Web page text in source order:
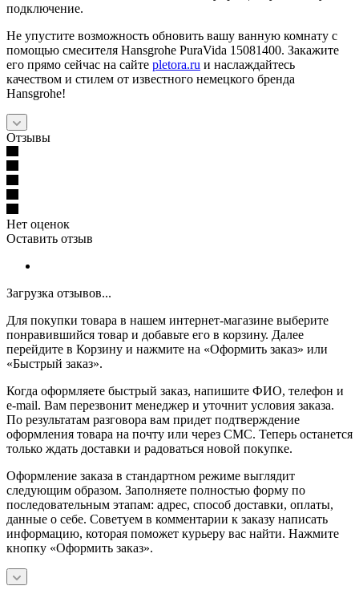
подключение.
Не упустите возможность обновить вашу ванную комнату с
помощью смесителя Hansgrohe PuraVida 15081400. Закажите
его прямо сейчас на сайте pletora.ru и наслаждайтесь
качеством и стилем от известного немецкого бренда
Hansgrohe!
Отзывы
Нет оценок
Оставить отзыв
Загрузка отзывов...
Для покупки товара в нашем интернет-магазине выберите
понравившийся товар и добавьте его в корзину. Далее
перейдите в Корзину и нажмите на «Оформить заказ» или
«Быстрый заказ».
Когда оформляете быстрый заказ, напишите ФИО, телефон и
e-mail. Вам перезвонит менеджер и уточнит условия заказа.
По результатам разговора вам придет подтверждение
оформления товара на почту или через СМС. Теперь останется
только ждать доставки и радоваться новой покупке.
Оформление заказа в стандартном режиме выглядит
следующим образом. Заполняете полностью форму по
последовательным этапам: адрес, способ доставки, оплаты,
данные о себе. Советуем в комментарии к заказу написать
информацию, которая поможет курьеру вас найти. Нажмите
кнопку «Оформить заказ».